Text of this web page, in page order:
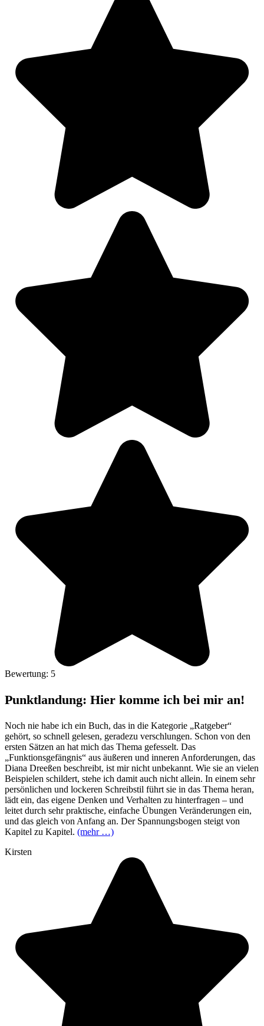
Bewertung: 5
Punktlandung: Hier komme ich bei mir an!
Noch nie habe ich ein Buch, das in die Kategorie „Ratgeber“
gehört, so schnell gelesen, geradezu verschlungen. Schon von den
ersten Sätzen an hat mich das Thema gefesselt. Das
„Funktionsgefängnis“ aus äußeren und inneren Anforderungen, das
Diana Dreeßen beschreibt, ist mir nicht unbekannt. Wie sie an vielen
Beispielen schildert, stehe ich damit auch nicht allein. In einem sehr
persönlichen und lockeren Schreibstil führt sie in das Thema heran,
lädt ein, das eigene Denken und Verhalten zu hinterfragen – und
leitet durch sehr praktische, einfache Übungen Veränderungen ein,
und das gleich von Anfang an. Der Spannungsbogen steigt von
Kapitel zu Kapitel. (mehr …)
Kirsten